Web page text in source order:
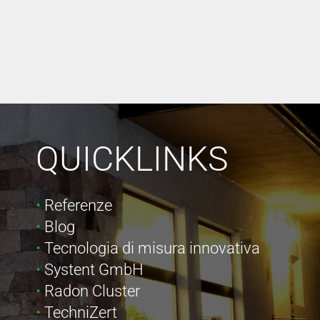
QUICKLINKS
Referenze
Blog
Tecnologia di misura innovativa
Systent GmbH
Radon Cluster
TechniZert